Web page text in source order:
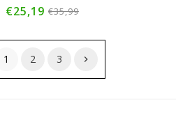
€25,19 €35,99
1 2 3